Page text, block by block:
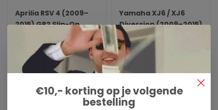
Aprilia RSV 4 (2009–
2015) GP2 Slip-On
Yamaha XJ6 / XJ6
Diversion (2009–2015)
Titanium Works Slip-
On
Arrow Yamaha XJ6 / XJ6
Diversion (2009–2015)
Titanium Works Slip-On.
Type: Wor..
€10,- korting op je volgende
bestelling